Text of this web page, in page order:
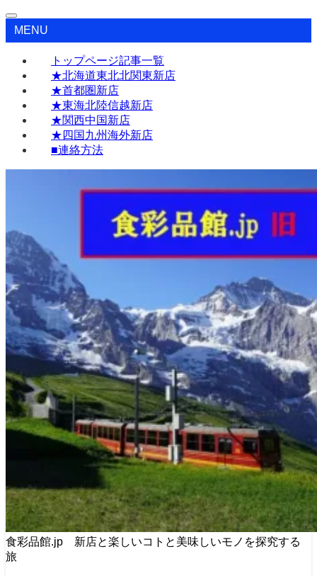
MENU
トップページ記事一覧
★北海道東北北関東新店
★首都圏新店
★東海北陸信越新店
★関西中国新店
★四国九州海外新店
■連絡方法
食彩品館.jp 新店と楽しいコトと美味しいモノを探究する
旅